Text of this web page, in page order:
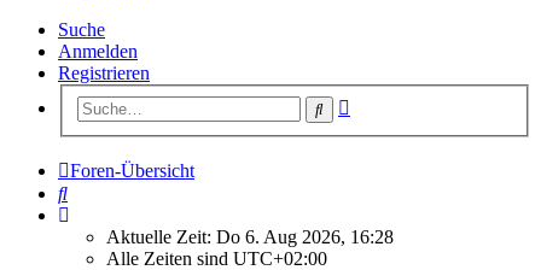
Suche
Anmelden
Registrieren
Suche
Foren-Übersicht
Suche
Aktuelle Zeit: Do 6. Aug 2026, 16:28
Alle Zeiten sind UTC+02:00